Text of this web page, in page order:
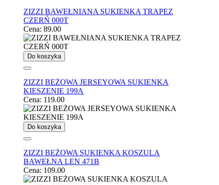
ZIZZI BAWEŁNIANA SUKIENKA TRAPEZ
CZERŃ 000T
Cena: 89.00
Do koszyka
ZIZZI BEŻOWA JERSEYOWA SUKIENKA
KIESZENIE 199A
Cena: 119.00
Do koszyka
ZIZZI BEŻOWA SUKIENKA KOSZULA
BAWEŁNA LEN 471B
Cena: 109.00